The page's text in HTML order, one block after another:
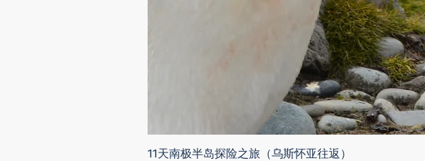
11天南极半岛探险之旅（乌斯怀亚往返）